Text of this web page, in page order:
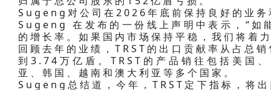
Sugeng对公司在2026年底前保持良好的业务
Sugeng 在发布的一份线上声明中表示，“如
的增长率。如果国内市场保持平稳，我们将着
回顾去年的业绩，TRST的出口贡献率从占总
到3.74万亿盾。TRST的产品销往包括美国
亚、韩国、越南和澳大利亚等多个国家。
Sugeng总结道，今年，TRST定下指标，将